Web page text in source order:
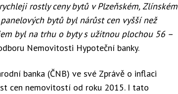
rostly ceny bytů v Plzeňském, Zlínském
bytů byl nárůst cen vyšší než
byl na trhu o byty s užitnou plochou 56 –
Nemovitosti Hypoteční banky.
banka (ČNB) ve své Zprávě o inflaci
cen nemovitostí od roku 2015. I tato